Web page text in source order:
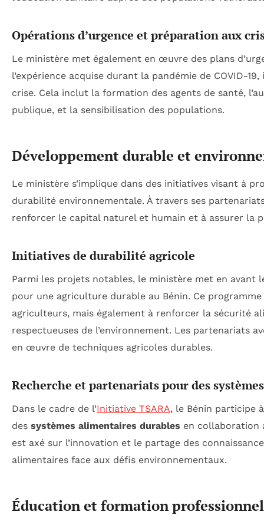
Opérations d’urgence et préparation aux
Le ministère met également en œuvre des plans
l’expérience acquise durant la pandémie de COVID-
crise. Cela inclut la formation des agents de santé,
publique, et la sensibilisation des populations.
Développement durable et
Le ministère s’implique dans des initiatives visant à
durabilité environnementale. À travers ses
renforcer le capital naturel et humain et à assurer la
Initiatives de durabilité agricole
Parmi les projets notables, le ministère met en avant
pour une agriculture durable au Bénin. Ce
agriculteurs, mais également à renforcer la sécurité
respectueuses de l’environnement. Les partenariats
en œuvre de techniques agricoles durables.
Recherche et partenariats pour des
Dans le cadre de l’Initiative TSARA, le Bénin participe
des systèmes alimentaires durables en collaboration
est axé sur l’innovation et le partage des
alimentaires face aux défis environnementaux.
Éducation et formation